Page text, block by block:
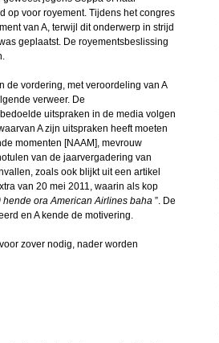
op voor royement. Tijdens het congres
van A, terwijl dit onderwerp in strijd
geplaatst. De royementsbeslissing
de vordering, met veroordeling van A
verweer. De
uitspraken in de media volgen
A zijn uitspraken heeft moeten
momenten [NAAM], mevrouw
van de jaarvergadering van
zoals ook blijkt uit een artikel
van 20 mei 2011, waarin als kop
hende ora American Airlines baha ”. De
en A kende de motivering.
zover nodig, nader worden